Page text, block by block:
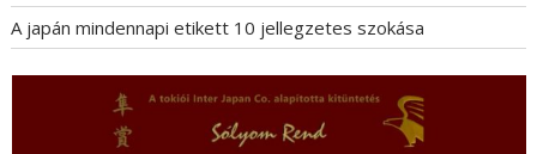
A japán mindennapi etikett 10 jellegzetes szokása